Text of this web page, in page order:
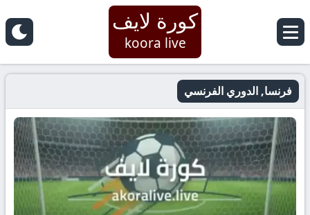
كورة لايف
koora live
فرنسا, الدوري الفرنسي